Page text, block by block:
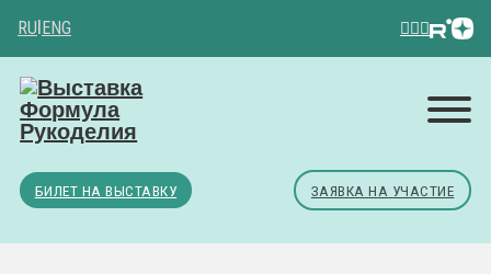
RU ENG
БИЛЕТ НА ВЫСТАВКУ ЗАЯВКА НА УЧАСТИЕ